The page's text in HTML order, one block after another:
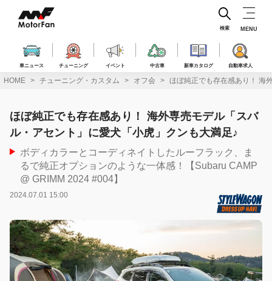
ス
車ニュース チューニング イベント 中古車 新車カタログ 自動車求人
検索 MENU
HOME チューニング・カスタム オフ会 ほぼ純正でも存在感あり！ 海
ほぼ純正でも存在感あり！ 海外専売モデル「スバ
ル・アセント」に愛犬「小虎」クンも大満足♪
ボディカラーとコーディネイトしたルーフラック、ま
るで純正オプションのような一体感！【Subaru CAMP
@ GRIMM 2024 #004】
2024.07.01 15:00